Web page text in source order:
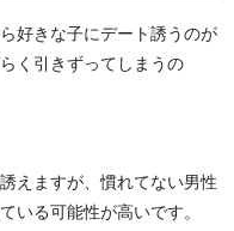
好きな子にデート誘うのが
く引きずってしまうの
えますが、慣れてない男性
いる可能性が高いです。